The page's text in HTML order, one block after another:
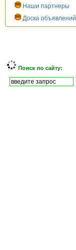
Наши партнеры
Доска объявлений
Поиск по сайту: